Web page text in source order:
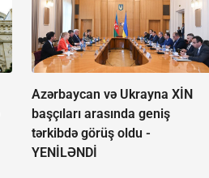
Azərbaycan və Ukrayna XİN
başçıları arasında geniş
tərkibdə görüş oldu -
YENİLƏNDİ